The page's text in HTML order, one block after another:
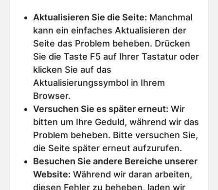
Aktualisieren Sie die Seite: Manchmal
kann ein einfaches Aktualisieren der
Seite das Problem beheben. Drücken
Sie die Taste F5 auf Ihrer Tastatur oder
klicken Sie auf das
Aktualisierungssymbol in Ihrem
Browser.
Versuchen Sie es später erneut: Wir
bitten um Ihre Geduld, während wir das
Problem beheben. Bitte versuchen Sie,
die Seite später erneut aufzurufen.
Besuchen Sie andere Bereiche unserer
Website: Während wir daran arbeiten,
diesen Fehler zu beheben, laden wir